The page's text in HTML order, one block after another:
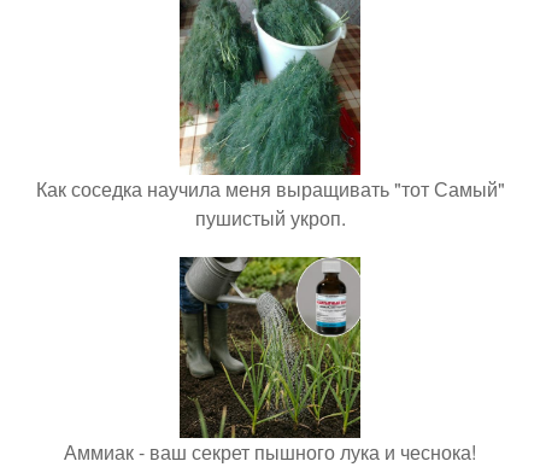
Как соседка научила меня выращивать "тот Самый"
пушистый укроп.
Аммиак - ваш секрет пышного лука и чеснока!